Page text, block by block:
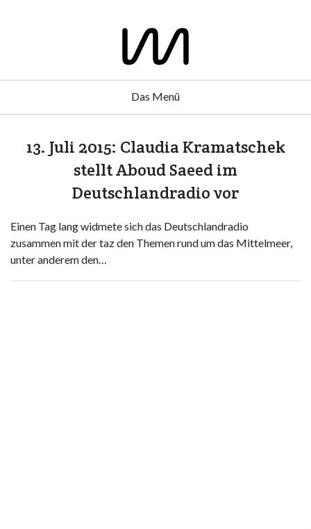
Das Menü
13. Juli 2015: Claudia Kramatschek
stellt Aboud Saeed im
Deutschlandradio vor
Einen Tag lang widmete sich das Deutschlandradio
zusammen mit der taz den Themen rund um das Mittelmeer,
unter anderem den…